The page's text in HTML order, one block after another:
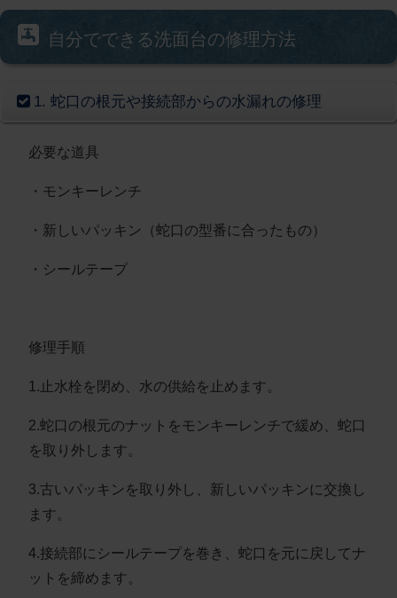
自分でできる洗面台の修理方法
1. 蛇口の根元や接続部からの水漏れの修理
必要な道具
・モンキーレンチ
・新しいパッキン（蛇口の型番に合ったもの）
・シールテープ
修理手順
1.止水栓を閉め、水の供給を止めます。
2.蛇口の根元のナットをモンキーレンチで緩め、蛇口
を取り外します。
3.古いパッキンを取り外し、新しいパッキンに交換し
ます。
4.接続部にシールテープを巻き、蛇口を元に戻してナ
ットを締めます。